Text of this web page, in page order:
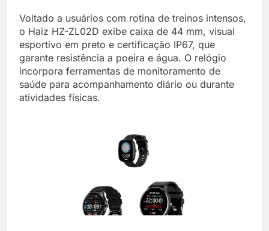
Voltado a usuários com rotina de treinos intensos,
o Haiz HZ-ZL02D exibe caixa de 44 mm, visual
esportivo em preto e certificação IP67, que
garante resistência a poeira e água. O relógio
incorpora ferramentas de monitoramento de
saúde para acompanhamento diário ou durante
atividades físicas.